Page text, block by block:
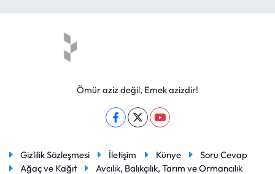
Ömür aziz değil, Emek azizdir!
Gizlilik Sözleşmesi İletişim Künye
Soru Cevap
Ağaç ve Kağıt
Avcılık, Balıkçılık, Tarım ve Ormancılık